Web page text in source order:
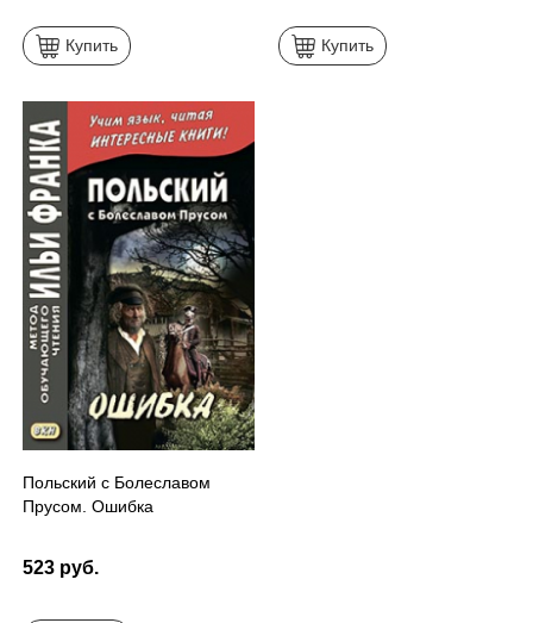
Купить Купить
Польский с Болеславом
Прусом. Ошибка
523 руб.